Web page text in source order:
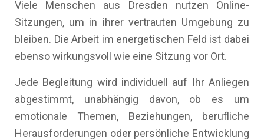
Viele Menschen aus Dresden nutzen Online-
Sitzungen, um in ihrer vertrauten Umgebung zu
bleiben. Die Arbeit im energetischen Feld ist dabei
ebenso wirkungsvoll wie eine Sitzung vor Ort.
Jede Begleitung wird individuell auf Ihr Anliegen
abgestimmt, unabhängig davon, ob es um
emotionale Themen, Beziehungen, berufliche
Herausforderungen oder persönliche Entwicklung